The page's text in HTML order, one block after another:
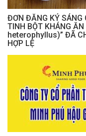
ĐƠN ĐĂNG KÝ SÁNG
TINH BỘT KHÁNG
heterophyllus)” ĐÃ
HỢP LỆ